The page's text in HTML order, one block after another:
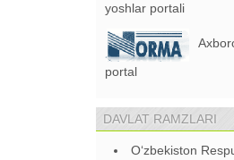
yoshlar portali
portal
DAVLAT RAMZLARI
O‘zbekiston